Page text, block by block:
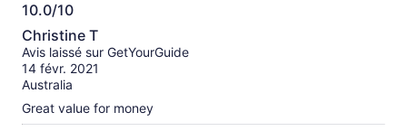
10.0/10
10.0
sur
10
Christine T
Avis laissé sur GetYourGuide
14 févr. 2021
Australia
Great value for money